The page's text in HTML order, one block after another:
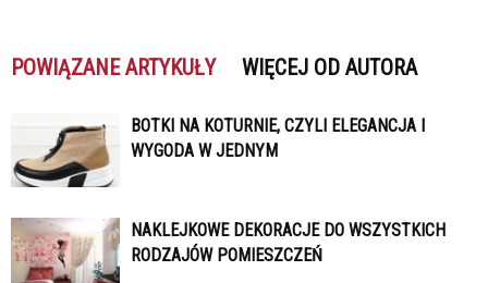
POWIĄZANE ARTYKUŁY WIĘCEJ OD AUTORA
BOTKI NA KOTURNIE, CZYLI ELEGANCJA I
WYGODA W JEDNYM
NAKLEJKOWE DEKORACJE DO WSZYSTKICH
RODZAJÓW POMIESZCZEŃ